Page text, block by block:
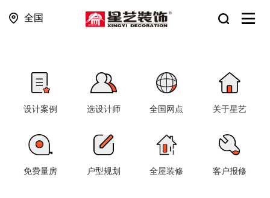
全国
设计案例 选设计师 全国网点 关于星艺
免费量房 户型规划 全屋装修 客户报修